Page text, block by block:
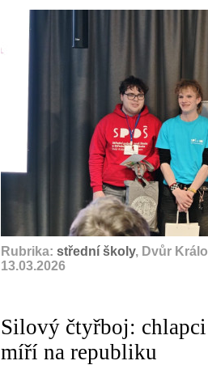
Rubrika: střední školy, Dvůr
13.03.2026
Silový čtyřboj:
míří na republiku